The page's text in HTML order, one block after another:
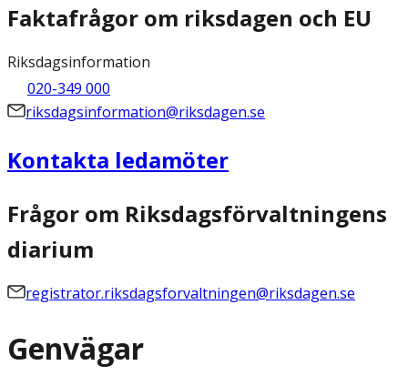
Faktafrågor om riksdagen och EU
Riksdagsinformation
020-349 000
riksdagsinformation@riksdagen.se
Kontakta ledamöter
Frågor om Riksdagsförvaltningens
diarium
registrator.riksdagsforvaltningen@riksdagen.se
Genvägar